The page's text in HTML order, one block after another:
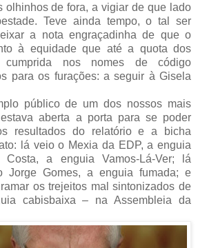
olhinhos de fora, a vigiar de que lado
Teve ainda tempo, o tal ser
a nota engraçadinha de que o
à equidade que até a quota dos
nos nomes de código
para os furações: a seguir à Gisela
público de um dos nossos mais
aberta a porta para se poder
resultados do relatório e a bicha
lá veio o Mexia da EDP, a enguia
a enguia Vamos-Lá-Ver; lá
Jorge Gomes, a enguia fumada; e
os trejeitos mal sintonizados de
cabisbaixa – na Assembleia da